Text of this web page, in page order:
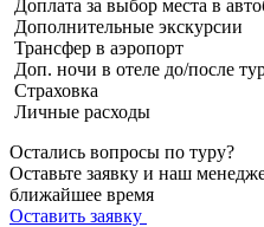
Доплата за выбор места в
Дополнительные экскурсии
Трансфер в аэропорт
Доп. ночи в отеле до/после
Страховка
Личные расходы
Остались вопросы по туру?
Оставьте заявку и наш
ближайшее время
Оставить заявку